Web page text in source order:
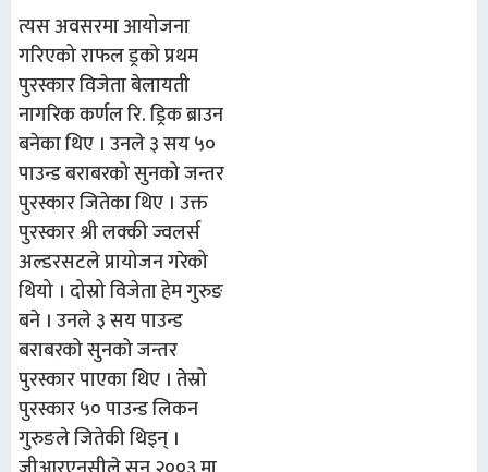
त्यस अवसरमा आयोजना
गरिएको राफल ड्रको प्रथम
पुरस्कार विजेता बेलायती
नागरिक कर्णल रि. ड्रिक ब्राउन
बनेका थिए । उनले ३ सय ५०
पाउन्ड बराबरको सुनको जन्तर
पुरस्कार जितेका थिए । उक्त
पुरस्कार श्री लक्की ज्वलर्स
अल्डरसटले प्रायोजन गरेको
थियो । दोस्रो विजेता हेम गुरुङ
बने । उनले ३ सय पाउन्ड
बराबरको सुनको जन्तर
पुरस्कार पाएका थिए । तेस्रो
पुरस्कार ५० पाउन्ड लिकन
गुरुङले जितेकी थिइन् ।